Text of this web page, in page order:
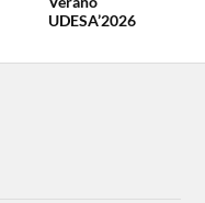
UDESA’2026